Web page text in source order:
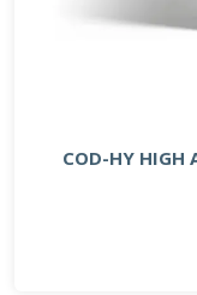
COD-HY HIGH